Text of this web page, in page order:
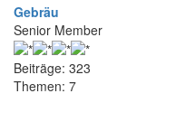
Gebräu
Senior Member
Beiträge: 323
Themen: 7